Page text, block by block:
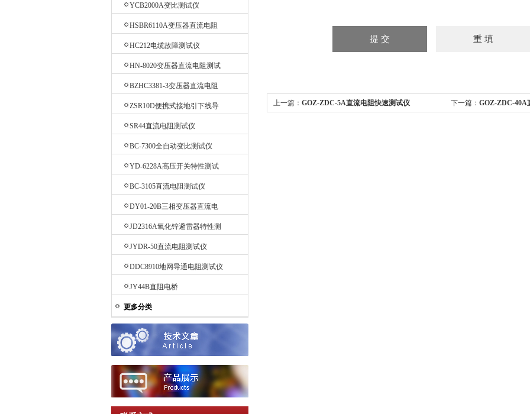
YCB2000A变比测试仪
HSBR6110A变压器直流电阻
HC212电缆故障测试仪
HN-8020变压器直流电阻测试
BZHC3381-3变压器直流电阻
ZSR10D便携式接地引下线导
通测试仪
SR44直流电阻测试仪
BC-7300全自动变比测试仪
YD-6228A高压开关特性测试
BC-3105直流电阻测试仪
DY01-20B三相变压器直流电
JD2316A氧化锌避雷器特性测
JYDR-50直流电阻测试仪
DDC8910地网导通电阻测试仪
JY44B直阻电桥
更多分类
上一篇： GOZ-ZDC-5A直流电阻快速测试仪 下一篇： GOZ-ZDC-40A